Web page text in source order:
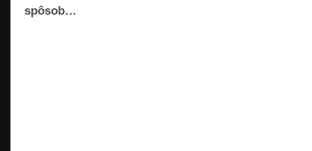
spôsob…